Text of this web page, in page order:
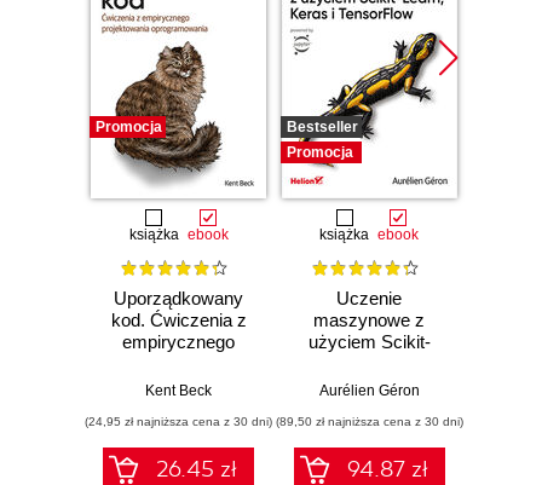
Promocja
książka ebook
Uporządkowany
kod. Ćwiczenia z
empirycznego
oprogramowania
Kent Beck
(24,95 zł najniższa cena z 30 dni)
26.45 zł
Bestseller
Promocja
książka ebook
Uczenie
maszynowe z
użyciem Scikit-
TensorFlow.
Aurélien Géron
(89,50 zł najniższa cena z 30 dni)
94.87 zł